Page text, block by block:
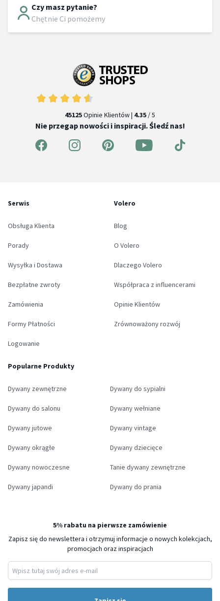
Czy masz pytanie?
Chętnie Ci pomożemy
45125Opinie Klientów | 4.35 / 5
Nie przegap nowości i inspiracji. Śledź nas!
Serwis
Obsługa Klienta
Porady
Wysyłka i Dostawa
Bezpłatne zwroty
Zamówienia
Formy Płatności
Logowanie
Volero
Blog
O Volero
Dlaczego Volero
Współpraca z influencerami
Opinie Klientów
Zrównoważony rozwój
Popularne Produkty
Dywany zewnętrzne Dywany do sypialni
Dywany do salonu Dywany wełniane
Dywany jutowe Dywany vintage
Dywany okrągłe Dywany dziecięce
Dywany nowoczesne Tanie dywany zewnętrzne
Dywany japandi Dywany do prania
5% rabatu na pierwsze zamówienie
Zapisz się do newslettera i otrzymuj informacje o nowych kolekcjach,
promocjach oraz inspiracjach